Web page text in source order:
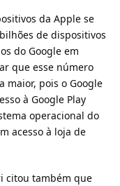
da Apple se
de dispositivos
do Google em
que esse número
maior, pois o Google
à Google Play
operacional do
acesso à loja de
citou também que